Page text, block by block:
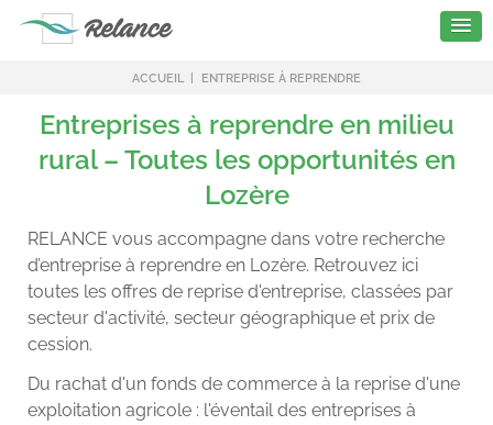
ACCUEIL ENTREPRISE À REPRENDRE
Entreprises à reprendre en milieu
rural – Toutes les opportunités en
Lozère
RELANCE vous accompagne dans votre recherche
d’entreprise à reprendre en Lozère. Retrouvez ici
toutes les offres de reprise d'entreprise, classées par
secteur d'activité, secteur géographique et prix de
cession.
Du rachat d'un fonds de commerce à la reprise d'une
exploitation agricole : l'éventail des entreprises à